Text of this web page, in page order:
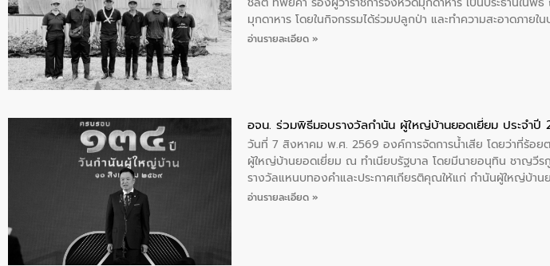
มุกดาหาร โดยในกิจกรรมได้ร่วมปลูกป่า และทําความสะอาดภาย
พระบรมราชินีนาถ พระบรมราชชนนีพันปีหลวง พร้อมถวายสัจปฏิ
อ่านรายละเอียด »
อจน. ร่วมพิธีมอบรางวัลกำนัน ผู้ใหญ่บ้านยอดเยี่ยม ประจำปี
วันที่ 7 สิงหาคม พ.ศ. 2569 องค์การจัดการน้ำเสีย โดยว่าที่ร้
ผู้ใหญ่บ้านยอดเยี่ยม ณ ทำเนียบรัฐบาล โดยมีนายอนุทิน ชาญวีร
รางวัลแหนบทองคำและประกาศเกียรติคุณให้แก่ กำนันผู้ใหญ่บ้า
อ่านรายละเอียด »